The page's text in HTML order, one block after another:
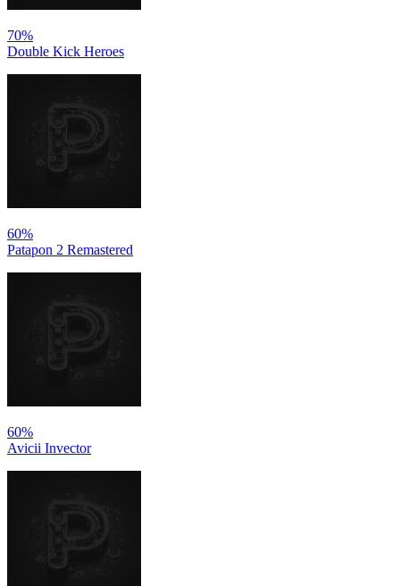
70%
Double Kick Heroes
60%
Patapon 2 Remastered
60%
Avicii Invector